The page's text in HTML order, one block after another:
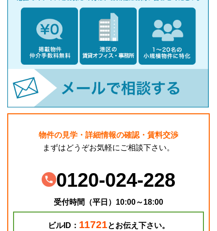
物件の見学・詳細情報の確認・賃料交渉
まずはどうぞお気軽にご相談下さい。
0120-024-228
受付時間（平日）10:00～18:00
ビルID： 11721とお伝え下さい。